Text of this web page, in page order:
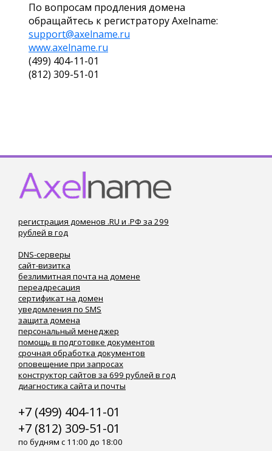
По вопросам продления домена
обращайтесь к регистратору Axelname:
support@axelname.ru
www.axelname.ru
(499) 404-11-01
(812) 309-51-01
регистрация доменов .RU и .РФ за 299
рублей в год
DNS-серверы
сайт-визитка
безлимитная почта на домене
переадресация
сертификат на домен
уведомления по SMS
защита домена
персональный менеджер
помощь в подготовке документов
срочная обработка документов
оповещение при запросах
конструктор сайтов за 699 рублей в год
диагностика сайта и почты
+7 (499) 404-11-01
+7 (812) 309-51-01
по будням с 11:00 до 18:00